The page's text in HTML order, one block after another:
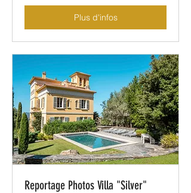
Plus d'infos
Reportage Photos Villa "Silver"